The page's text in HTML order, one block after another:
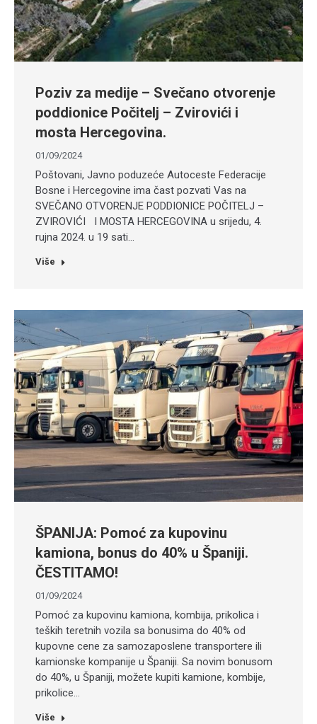
Poziv za medije – Svečano otvorenje
poddionice Počitelj – Zvirovići i
mosta Hercegovina.
01/09/2024
Poštovani, Javno poduzeće Autoceste Federacije
Bosne i Hercegovine ima čast pozvati Vas na
SVEČANO OTVORENJE PODDIONICE POČITELJ –
ZVIROVIĆI I MOSTA HERCEGOVINA u srijedu, 4.
rujna 2024. u 19 sati…
Više
ŠPANIJA: Pomoć za kupovinu
kamiona, bonus do 40% u Španiji.
ČESTITAMO!
01/09/2024
Pomoć za kupovinu kamiona, kombija, prikolica i
teških teretnih vozila sa bonusima do 40% od
kupovne cene za samozaposlene transportere ili
kamionske kompanije u Španiji. Sa novim bonusom
do 40%, u Španiji, možete kupiti kamione, kombije,
prikolice…
Više